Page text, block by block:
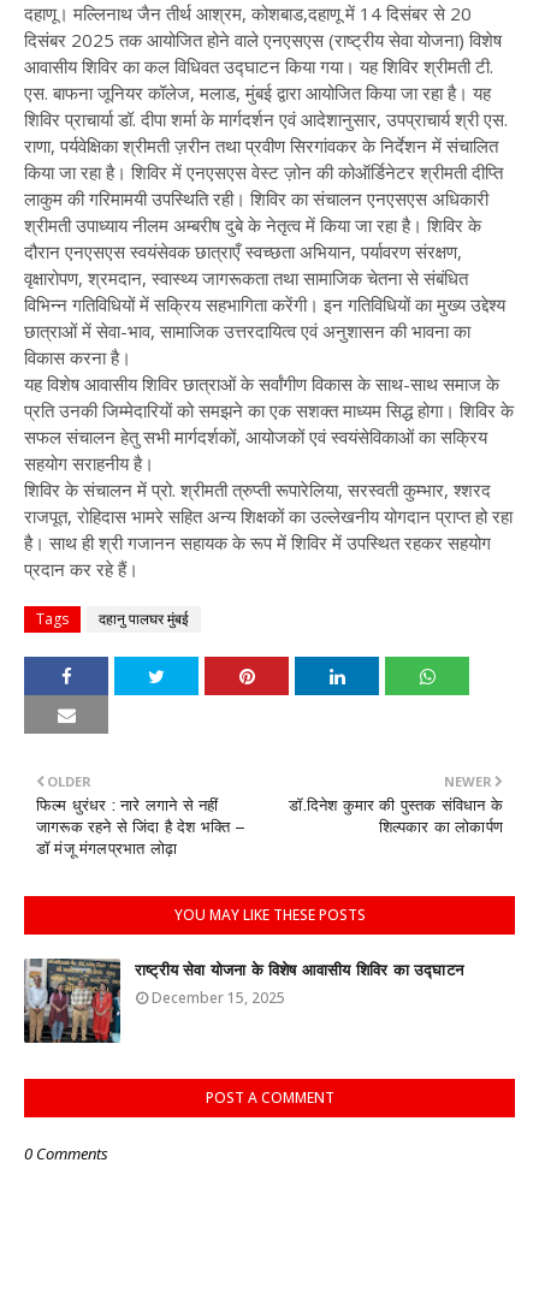
दहाणू। मल्लिनाथ जैन तीर्थ आश्रम, कोशबाड,दहाणू में 14 दिसंबर से 20
दिसंबर 2025 तक आयोजित होने वाले एनएसएस (राष्ट्रीय सेवा योजना) विशेष
आवासीय शिविर का कल विधिवत उद्घाटन किया गया। यह शिविर श्रीमती टी.
एस. बाफना जूनियर कॉलेज, मलाड, मुंबई द्वारा आयोजित किया जा रहा है। यह
शिविर प्राचार्या डॉ. दीपा शर्मा के मार्गदर्शन एवं आदेशानुसार, उपप्राचार्य श्री एस.
राणा, पर्यवेक्षिका श्रीमती ज़रीन तथा प्रवीण सिरगांवकर के निर्देशन में संचालित
किया जा रहा है। शिविर में एनएसएस वेस्ट ज़ोन की कोऑर्डिनेटर श्रीमती दीप्ति
लाकुम की गरिमामयी उपस्थिति रही। शिविर का संचालन एनएसएस अधिकारी
श्रीमती उपाध्याय नीलम अम्बरीष दुबे के नेतृत्व में किया जा रहा है। शिविर के
दौरान एनएसएस स्वयंसेवक छात्राएँ स्वच्छता अभियान, पर्यावरण संरक्षण,
वृक्षारोपण, श्रमदान, स्वास्थ्य जागरूकता तथा सामाजिक चेतना से संबंधित
विभिन्न गतिविधियों में सक्रिय सहभागिता करेंगी। इन गतिविधियों का मुख्य उद्देश्य
छात्राओं में सेवा-भाव, सामाजिक उत्तरदायित्व एवं अनुशासन की भावना का
विकास करना है।
यह विशेष आवासीय शिविर छात्राओं के सर्वांगीण विकास के साथ-साथ समाज के
प्रति उनकी जिम्मेदारियों को समझने का एक सशक्त माध्यम सिद्ध होगा। शिविर के
सफल संचालन हेतु सभी मार्गदर्शकों, आयोजकों एवं स्वयंसेविकाओं का सक्रिय
सहयोग सराहनीय है।
शिविर के संचालन में प्रो. श्रीमती त्रुप्ती रूपारेलिया, सरस्वती कुम्भार, श्शरद
राजपूत, रोहिदास भामरे सहित अन्य शिक्षकों का उल्लेखनीय योगदान प्राप्त हो रहा
है। साथ ही श्री गजानन सहायक के रूप में शिविर में उपस्थित रहकर सहयोग
प्रदान कर रहे हैं।
Tags दहानु पालघर मुंबई
NEWER
डॉ.दिनेश कुमार की पुस्तक संविधान के
शिल्पकार का लोकार्पण
OLDER
फिल्म धुरंधर : नारे लगाने से नहीं
जागरूक रहने से जिंदा है देश भक्ति –
डॉ मंजू मंगलप्रभात लोढ़ा
YOU MAY LIKE THESE POSTS
राष्ट्रीय सेवा योजना के विशेष आवासीय शिविर का उद्घाटन
December 15, 2025
POST A COMMENT
0 Comments